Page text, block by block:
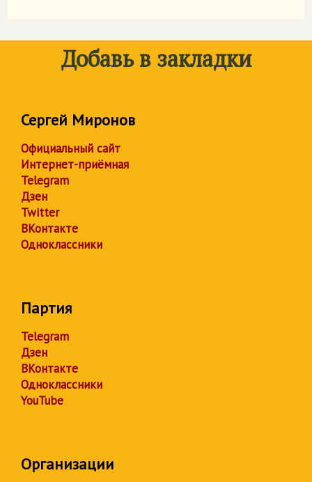
Добавь в закладки
Сергей Миронов
Официальный сайт
Интернет-приёмная
Telegram
Дзен
Twitter
ВКонтакте
Одноклассники
Партия
Telegram
Дзен
ВКонтакте
Одноклассники
YouTube
Организации